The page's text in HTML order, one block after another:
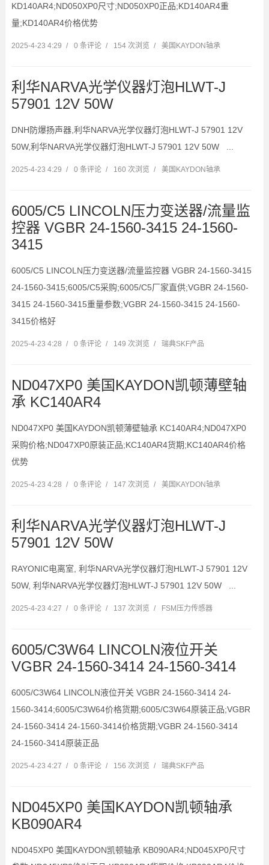
KD140AR4;ND050XP0尺寸;ND050XP0正品;KD140AR4重
量;KD140AR4价格优势
2025-4-23 4:29 / 0 条评论 / 154 次浏览 / 美国KAYDON轴承
利华NARVA光学仪器灯泡HLWT-J
57901 12V 50W
DNH防爆扬声器,利华NARVA光学仪器灯泡HLWT-J 57901 12V
50W,利华NARVA光学仪器灯泡HLWT-J 57901 12V 50W ...
2025-4-23 4:29 / 0 条评论 / 160 次浏览 / 美国KAYDON轴承
6005/C5 LINCOLN压力变送器/流量监
控器 VGBR 24-1560-3415 24-1560-
3415
6005/C5 LINCOLN压力变送器/流量监控器 VGBR 24-1560-3415
24-1560-3415;6005/C5采购;6005/C5厂家直供;VGBR 24-1560-
3415 24-1560-3415重量参数;VGBR 24-1560-3415 24-1560-
3415价格好
2025-4-23 4:28 / 0 条评论 / 149 次浏览 / 瑞典SKF产品
ND047XP0 美国KAYDON凯顿薄壁轴
承 KC140AR4
ND047XP0 美国KAYDON凯顿薄壁轴承 KC140AR4;ND047XP0
采购价格;ND047XP0原装正品;KC140AR4货期;KC140AR4价格
优势
2025-4-23 4:28 / 0 条评论 / 147 次浏览 / 美国KAYDON轴承
利华NARVA光学仪器灯泡HLWT-J
57901 12V 50W
RAYONIC电离室, 利华NARVA光学仪器灯泡HLWT-J 57901 12V
50W, 利华NARVA光学仪器灯泡HLWT-J 57901 12V 50W ...
2025-4-23 4:27 / 0 条评论 / 137 次浏览 / FSM压力传感器
6005/C3W64 LINCOLN液位开关
VGBR 24-1560-3414 24-1560-3414
6005/C3W64 LINCOLN液位开关 VGBR 24-1560-3414 24-
1560-3414;6005/C3W64价格货期;6005/C3W64原装正品;VGBR
24-1560-3414 24-1560-3414价格货期;VGBR 24-1560-3414
24-1560-3414原装正品
2025-4-23 4:27 / 0 条评论 / 156 次浏览 / 瑞典SKF产品
ND045XP0 美国KAYDON凯顿轴承
KB090AR4
ND045XP0 美国KAYDON凯顿轴承 KB090AR4;ND045XP0尺寸